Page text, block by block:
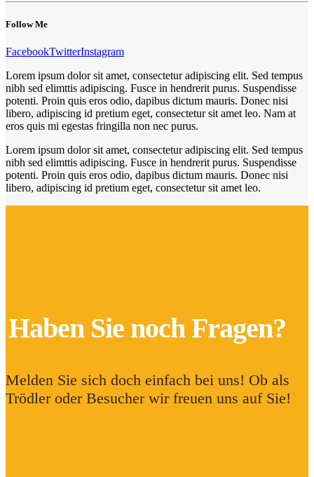
Follow Me
FacebookTwitterInstagram
Lorem ipsum dolor sit amet, consectetur adipiscing elit. Sed tempus
nibh sed elimttis adipiscing. Fusce in hendrerit purus. Suspendisse
potenti. Proin quis eros odio, dapibus dictum mauris. Donec nisi
libero, adipiscing id pretium eget, consectetur sit amet leo. Nam at
eros quis mi egestas fringilla non nec purus.
Lorem ipsum dolor sit amet, consectetur adipiscing elit. Sed tempus
nibh sed elimttis adipiscing. Fusce in hendrerit purus. Suspendisse
potenti. Proin quis eros odio, dapibus dictum mauris. Donec nisi
libero, adipiscing id pretium eget, consectetur sit amet leo.
Haben Sie noch Fragen?
Melden Sie sich doch einfach bei uns! Ob als
Trödler oder Besucher wir freuen uns auf Sie!